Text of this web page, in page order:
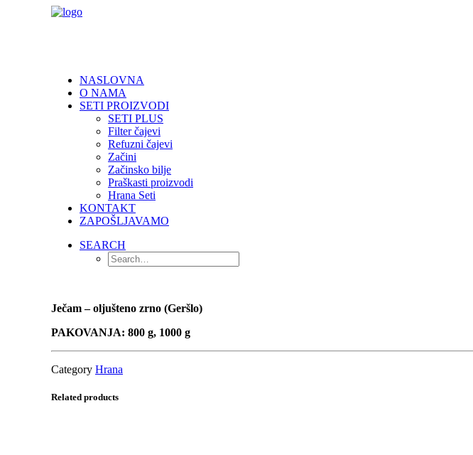
NASLOVNA
O NAMA
SETI PROIZVODI
SETI PLUS
Filter čajevi
Refuzni čajevi
Začini
Začinsko bilje
Praškasti proizvodi
Hrana Seti
KONTAKT
ZAPOŠLJAVAMO
SEARCH
Ječam – oljušteno zrno (Geršlo)
PAKOVANJA: 800 g, 1000 g
Category Hrana
Related products